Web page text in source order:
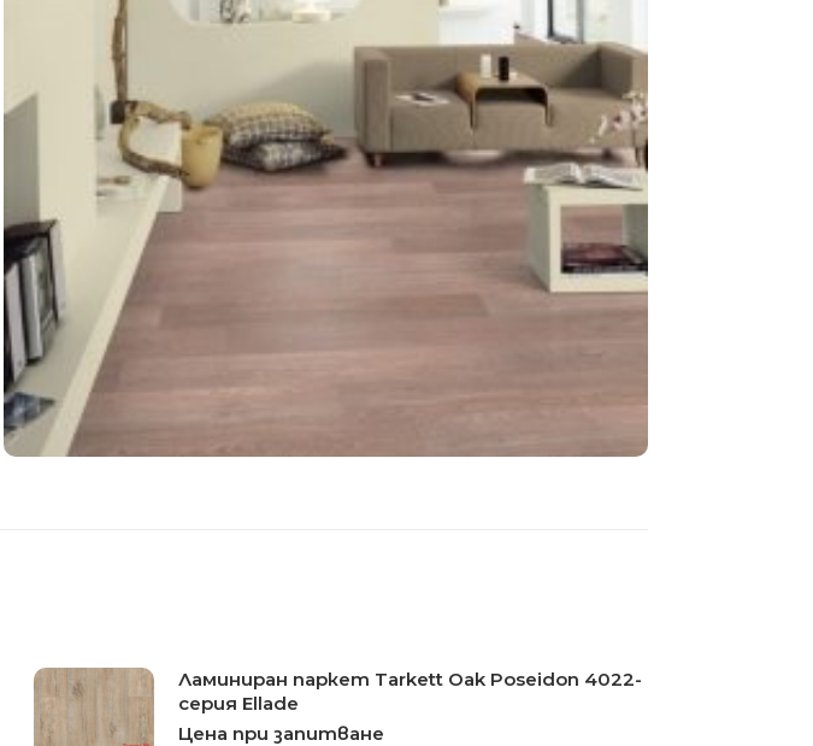
Ламиниран паркет Tarkett Oak Poseidon 4022-
серия Ellade
Цена при запитване